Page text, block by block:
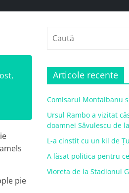
pie
Articole recente
Comisarul Montalbanu
Ursul Rambo a vizitat
doamnei Săvulescu de
L-a cinstit cu un kil de
A lăsat politica pentru
Vioreta de la Stadionul